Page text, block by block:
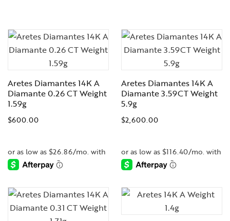
Aretes Diamantes 14K A
Diamante 0.26 CT Weight
1.59g
$600.00
-
Aretes Diamantes 14K A
Diamante 3.59CT Weight
5.9g
$2,600.00
-